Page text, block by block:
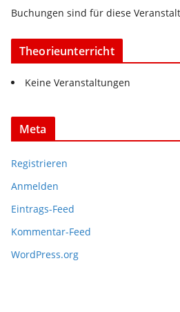
Buchungen sind für diese
Theorieunterricht
Keine Veranstaltungen
Meta
Registrieren
Anmelden
Eintrags-Feed
Kommentar-Feed
WordPress.org